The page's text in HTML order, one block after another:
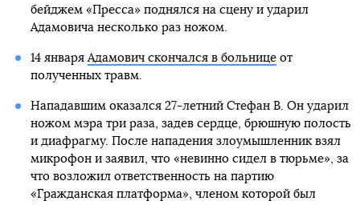
бейджем «Пресса» поднялся на сцену и ударил
Адамовича несколько раз ножом.
14 январяАдамович скончался в больницеот
полученных травм.
Нападавшим оказался 27-летний Стефан В. Он ударил
ножом мэра три раза, задев сердце, брюшную полость
и диафрагму. После нападения злоумышленник взял
микрофон и заявил, что «невинно сидел в тюрьме», за
что возложил ответственность на партию
«Гражданская платформа», членом которой был